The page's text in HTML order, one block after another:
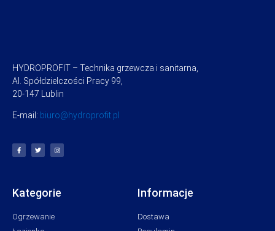
HYDROPROFIT – Technika grzewcza i sanitarna,
Al. Spółdzielczości Pracy 99,
20-147 Lublin
E-mail: biuro@hydroprofit.pl
Kategorie
Ogrzewanie
Informacje
Dostawa